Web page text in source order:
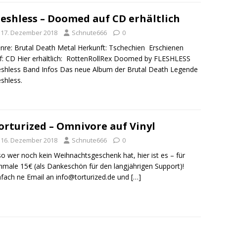
– Doomed auf CD erhältlich
17. Dezember 2018 Schnute666 0
Brutal Death Metal Herkunft: Tschechien Erschienen
CD Hier erhältlich: RottenRollRex Doomed by FLESHLESS
Band Infos Das neue Album der Brutal Death Legende
– Omnivore auf Vinyl
16. Dezember 2018 Schnute666 0
wer noch kein Weihnachtsgeschenk hat, hier ist es – für
15€ (als Dankeschön für den langjährigen Support)!
ne Email an info@torturized.de und […]